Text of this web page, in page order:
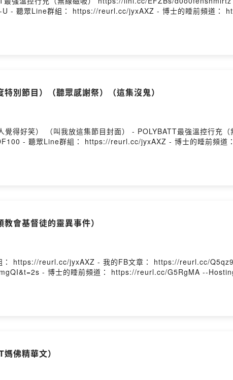
- 聽眾Line群組： https://reurl.cc/jyxAXZ - 博士的睡前頻道：
別節目）（聽眾感謝祭）（這集沒鬼）
得好笑） （叫我放這集節目封面） - POLYBATT最強溫控行充（
- 聽眾Line群組： https://reurl.cc/jyxAXZ - 博士的睡前頻
會基督徒的靈異事件）
： https://reurl.cc/jyxAXZ - 我的FB文章： https://reurl.cc/
- 博士的睡前頻道： https://reurl.cc/G5RgMA --
佛精華文）